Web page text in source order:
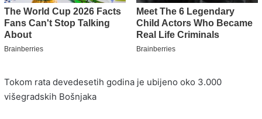
Tokom rata devedesetih godina je ubijeno oko 3.000
višegradskih Bošnjaka